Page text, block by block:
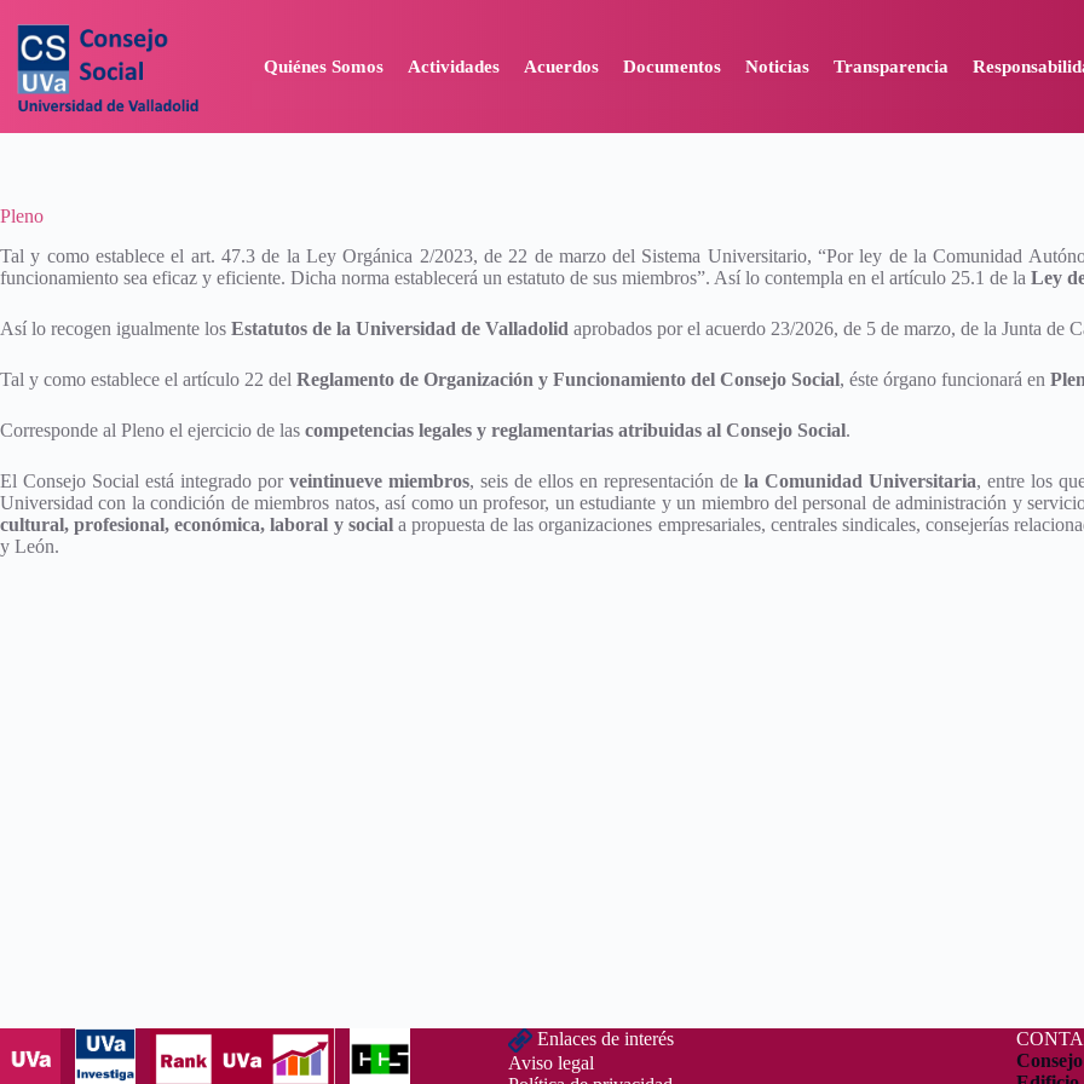
Quiénes Somos Actividades Acuerdos Documentos Noticias Transparencia
Pleno
Tal y como establece el art. 47.3 de la Ley Orgánica 2/2023, de 22 de marzo del Sistema Universitario, “Por ley de la Comunidad
funcionamiento sea eficaz y eficiente. Dicha norma establecerá un estatuto de sus miembros”. Así lo contempla en el artículo 25.1 de la Ley
Así lo recogen igualmente los Estatutos de la Universidad de Valladolid aprobados por el acuerdo 23/2026, de 5 de marzo, de la Junta de
Tal y como establece el artículo 22 del Reglamento de Organización y Funcionamiento del Consejo Social, éste órgano funcionará en
Corresponde al Pleno el ejercicio de las competencias legales y reglamentarias atribuidas al Consejo Social.
El Consejo Social está integrado por veintinueve miembros, seis de ellos en representación de la Comunidad Universitaria, entre los
Universidad con la condición de miembros natos, así como un profesor, un estudiante y un miembro del personal de administración y
cultural, profesional, económica, laboral y sociala propuesta de las organizaciones empresariales, centrales sindicales, consejerías
y León.
Enlaces de interés
Aviso legal